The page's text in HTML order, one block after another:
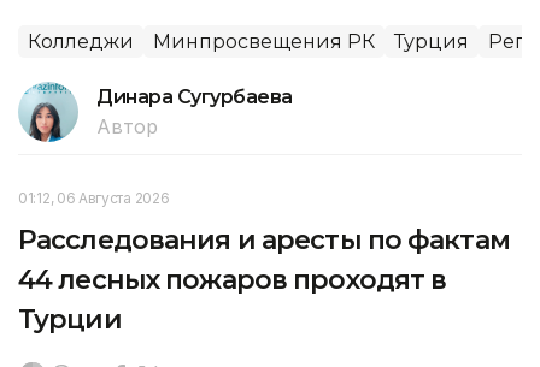
Колледжи Минпросвещения РК Турция
Динара Сугурбаева
Автор
01:12, 06 Августа 2026
Расследования и аресты по фактам
44 лесных пожаров проходят в
Турции